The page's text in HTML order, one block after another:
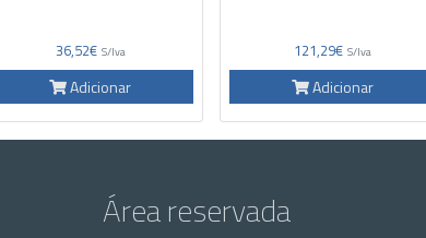
36,52€ S/Iva
Adicionar
121,29€ S/Iva
Adicionar
Área reservada